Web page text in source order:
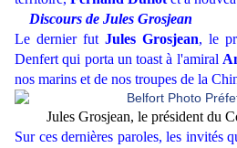
Discours de Jules Grosjean
Le dernier fut Jules Grosjean, le
Denfert qui porta un toast à l'amiral
nos marins et de nos troupes de la
Jules Grosjean, le président du
Sur ces dernières paroles, les invités